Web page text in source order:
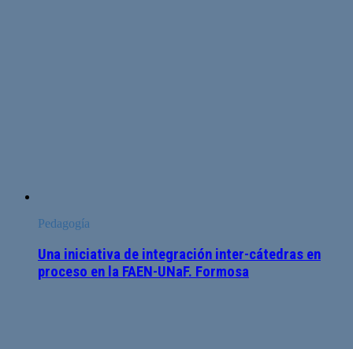
Pedagogía
Una iniciativa de integración inter-cátedras en
proceso en la FAEN-UNaF. Formosa